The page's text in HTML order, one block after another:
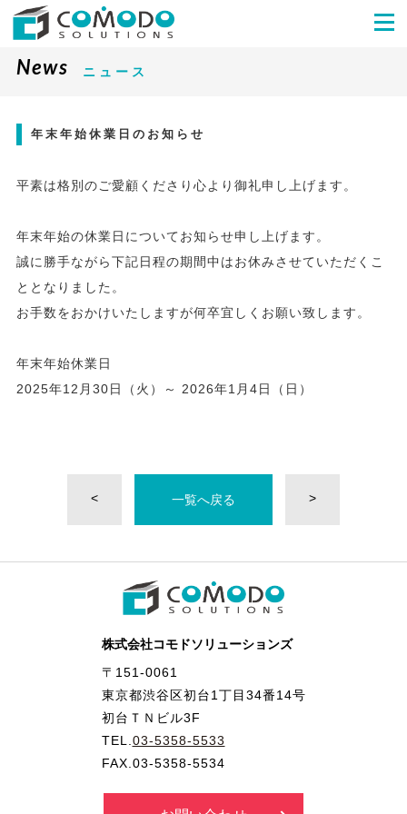
News ニュース
年末年始休業日のお知らせ
平素は格別のご愛顧くださり心より御礼申し上げます。
年末年始の休業日についてお知らせ申し上げます。
誠に勝手ながら下記日程の期間中はお休みさせていただくこ
ととなりました。
お手数をおかけいたしますが何卒宜しくお願い致します。
年末年始休業日
2025年12月30日（火）～ 2026年1月4日（日）
< 一覧へ戻る >
株式会社コモドソリューションズ
〒151-0061
東京都渋谷区初台1丁目34番14号
初台ＴＮビル3F
TEL. 03-5358-5533
FAX.03-5358-5534